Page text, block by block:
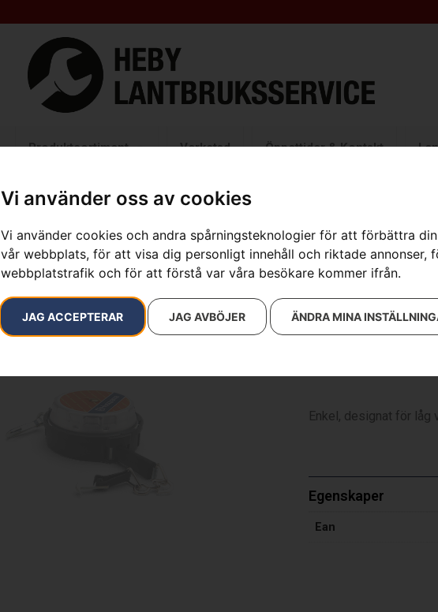
Vi använder oss av cookies
Vi använder cookies och andra spårningsteknologier för att förbättra
vår webbplats, för att visa dig personligt innehåll och riktade annonser,
webbplatstrafik och för att förstå var våra besökare kommer ifrån.
JAG ACCEPTERAR JAG AVBÖJER ÄNDRA MINA
Produktsortiment Verkstad Öppettider & Kontakt
Artikelnummer:
Kategorier:
99kr
Enkel, designat för låg
Egenskaper
Ean